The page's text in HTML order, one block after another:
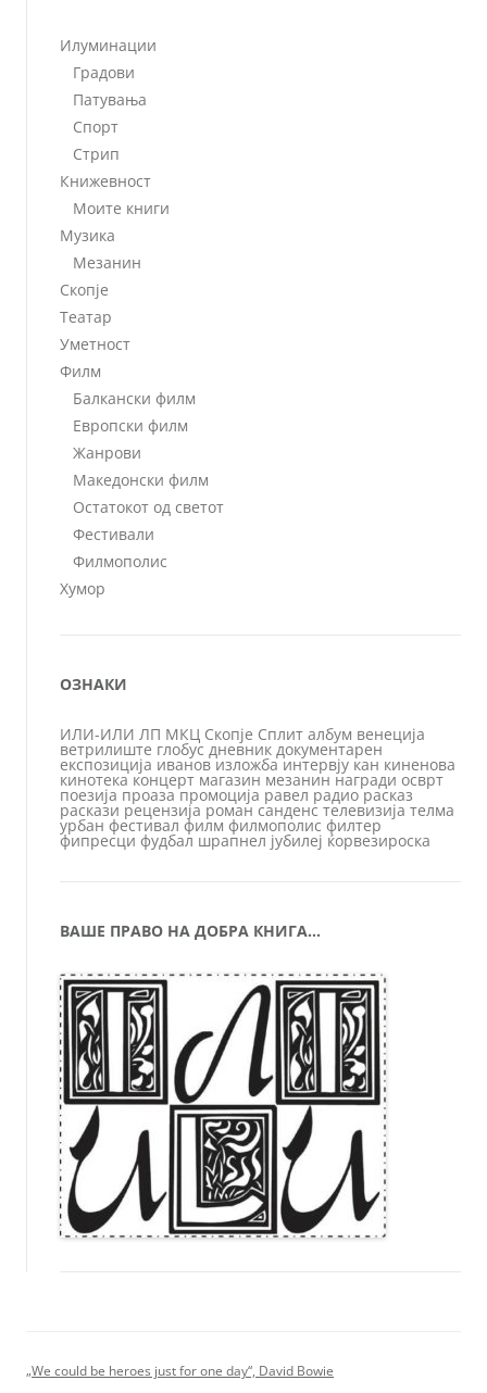
Илуминации
Градови
Патувања
Спорт
Стрип
Книжевност
Моите книги
Музика
Мезанин
Скопје
Театар
Уметност
Филм
Балкански филм
Европски филм
Жанрови
Македонски филм
Остатокот од светот
Фестивали
Филмополис
Хумор
ОЗНАКИ
ИЛИ-ИЛИ ЛП МКЦ Скопје Сплит албум венеција
ветрилиште глобус дневник документарен
експозиција иванов изложба интервју кан киненова
кинотека концерт магазин мезанин награди осврт
поезија проаза промоција равел радио расказ
раскази рецензија роман санденс телевизија телма
урбан фестивал филм филмополис филтер
фипресци фудбал шрапнел јубилеј ќорвезироска
ВАШЕ ПРАВО НА ДОБРА КНИГА…
„We could be heroes just for one day“, David Bowie